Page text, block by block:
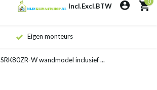
Incl.Excl.BTW
Eigen monteurs
SRK80ZR-W wandmodel inclusief ...